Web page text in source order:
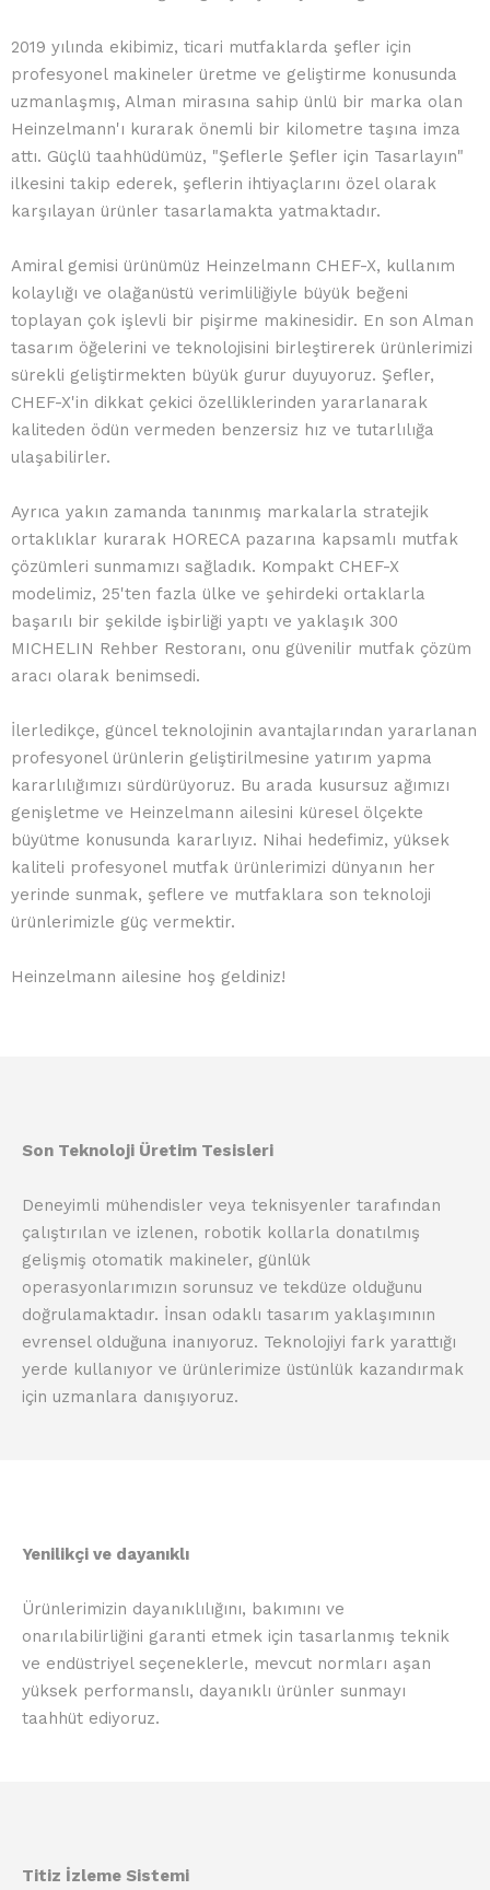
2019 yılında ekibimiz, ticari mutfaklarda şefler için
profesyonel makineler üretme ve geliştirme konusunda
uzmanlaşmış, Alman mirasına sahip ünlü bir marka olan
Heinzelmann'ı kurarak önemli bir kilometre taşına imza
attı. Güçlü taahhüdümüz, "Şeflerle Şefler için Tasarlayın"
ilkesini takip ederek, şeflerin ihtiyaçlarını özel olarak
karşılayan ürünler tasarlamakta yatmaktadır.
Amiral gemisi ürünümüz Heinzelmann CHEF-X, kullanım
kolaylığı ve olağanüstü verimliliğiyle büyük beğeni
toplayan çok işlevli bir pişirme makinesidir. En son Alman
tasarım öğelerini ve teknolojisini birleştirerek ürünlerimizi
sürekli geliştirmekten büyük gurur duyuyoruz. Şefler,
CHEF-X'in dikkat çekici özelliklerinden yararlanarak
kaliteden ödün vermeden benzersiz hız ve tutarlılığa
ulaşabilirler.
Ayrıca yakın zamanda tanınmış markalarla stratejik
ortaklıklar kurarak HORECA pazarına kapsamlı mutfak
çözümleri sunmamızı sağladık. Kompakt CHEF-X
modelimiz, 25'ten fazla ülke ve şehirdeki ortaklarla
başarılı bir şekilde işbirliği yaptı ve yaklaşık 300
MICHELIN Rehber Restoranı, onu güvenilir mutfak çözüm
aracı olarak benimsedi.
İlerledikçe, güncel teknolojinin avantajlarından yararlanan
profesyonel ürünlerin geliştirilmesine yatırım yapma
kararlılığımızı sürdürüyoruz. Bu arada kusursuz ağımızı
genişletme ve Heinzelmann ailesini küresel ölçekte
büyütme konusunda kararlıyız. Nihai hedefimiz, yüksek
kaliteli profesyonel mutfak ürünlerimizi dünyanın her
yerinde sunmak, şeflere ve mutfaklara son teknoloji
ürünlerimizle güç vermektir.
Heinzelmann ailesine hoş geldiniz!
Son Teknoloji Üretim Tesisleri
Deneyimli mühendisler veya teknisyenler tarafından
çalıştırılan ve izlenen, robotik kollarla donatılmış
gelişmiş otomatik makineler, günlük
operasyonlarımızın sorunsuz ve tekdüze olduğunu
doğrulamaktadır. İnsan odaklı tasarım yaklaşımının
evrensel olduğuna inanıyoruz. Teknolojiyi fark yarattığı
yerde kullanıyor ve ürünlerimize üstünlük kazandırmak
için uzmanlara danışıyoruz.
Yenilikçi ve dayanıklı
Ürünlerimizin dayanıklılığını, bakımını ve
onarılabilirliğini garanti etmek için tasarlanmış teknik
ve endüstriyel seçeneklerle, mevcut normları aşan
yüksek performanslı, dayanıklı ürünler sunmayı
taahhüt ediyoruz.
Titiz İzleme Sistemi